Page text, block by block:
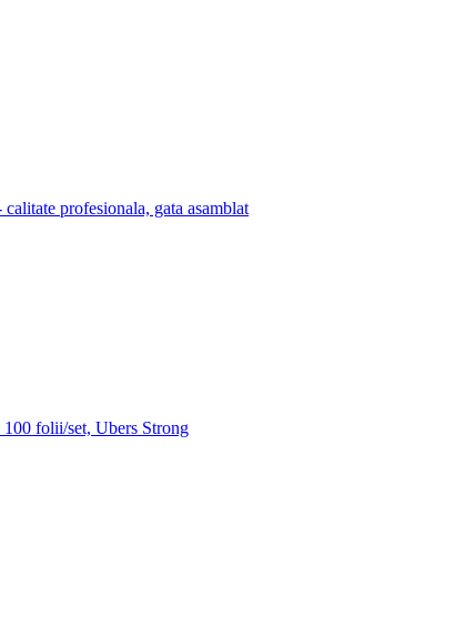
profesionala, gata asamblat
folii/set, Ubers Strong